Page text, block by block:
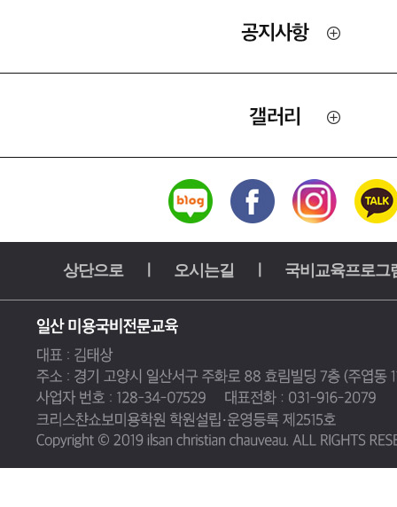
상단으로 오시는길 국비교육프로그